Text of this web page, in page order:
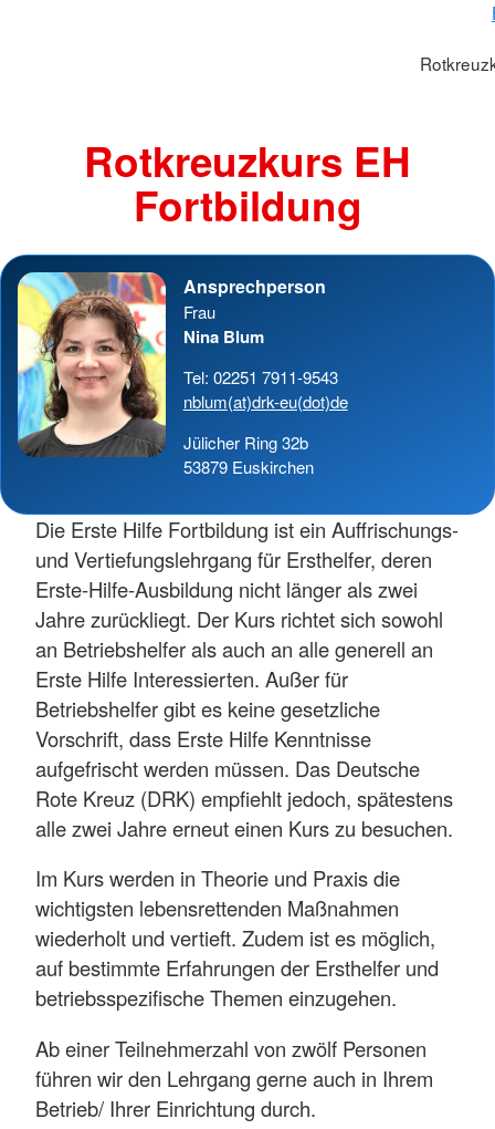
Rotkreuzkurs EH
Fortbildung
Ansprechperson
Frau
Nina Blum
Tel: 02251 7911-9543
nblum(at)drk-eu(dot)de
Jülicher Ring 32b
53879 Euskirchen
Die Erste Hilfe Fortbildung ist ein Auffrischungs-
und Vertiefungslehrgang für Ersthelfer, deren
Erste-Hilfe-Ausbildung nicht länger als zwei
Jahre zurückliegt. Der Kurs richtet sich sowohl
an Betriebshelfer als auch an alle generell an
Erste Hilfe Interessierten. Außer für
Betriebshelfer gibt es keine gesetzliche
Vorschrift, dass Erste Hilfe Kenntnisse
aufgefrischt werden müssen. Das Deutsche
Rote Kreuz (DRK) empfiehlt jedoch, spätestens
alle zwei Jahre erneut einen Kurs zu besuchen.
Im Kurs werden in Theorie und Praxis die
wichtigsten lebensrettenden Maßnahmen
wiederholt und vertieft. Zudem ist es möglich,
auf bestimmte Erfahrungen der Ersthelfer und
betriebsspezifische Themen einzugehen.
Ab einer Teilnehmerzahl von zwölf Personen
führen wir den Lehrgang gerne auch in Ihrem
Betrieb/ Ihrer Einrichtung durch.